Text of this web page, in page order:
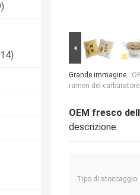
Grande immagine :
ramen del
OEM fresco
descrizione
Tipo di stoccaggio: